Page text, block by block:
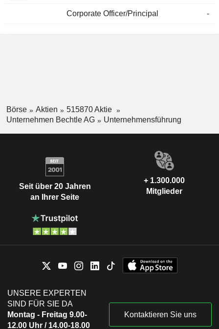
Corporate Officer/Principal -
Börse Aktien
515870 Aktie
Unternehmen Bechtle AG
Unternehmensführung
Seit über 20 Jahren
an Ihrer Seite
+ 1.300.000
Mitglieder
UNSERE EXPERTEN
SIND FÜR SIE DA
Montag - Freitag 9.00-
12.00 Uhr / 14.00-18.00
Kontaktieren Sie uns